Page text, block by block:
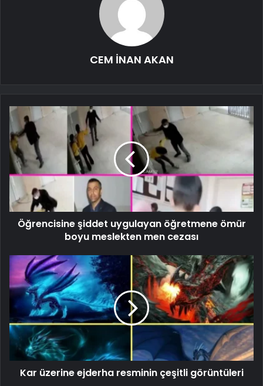
CEM İNAN AKAN
Öğrencisine şiddet uygulayan öğretmene ömür
boyu meslekten men cezası
Kar üzerine ejderha resminin çeşitli görüntüleri